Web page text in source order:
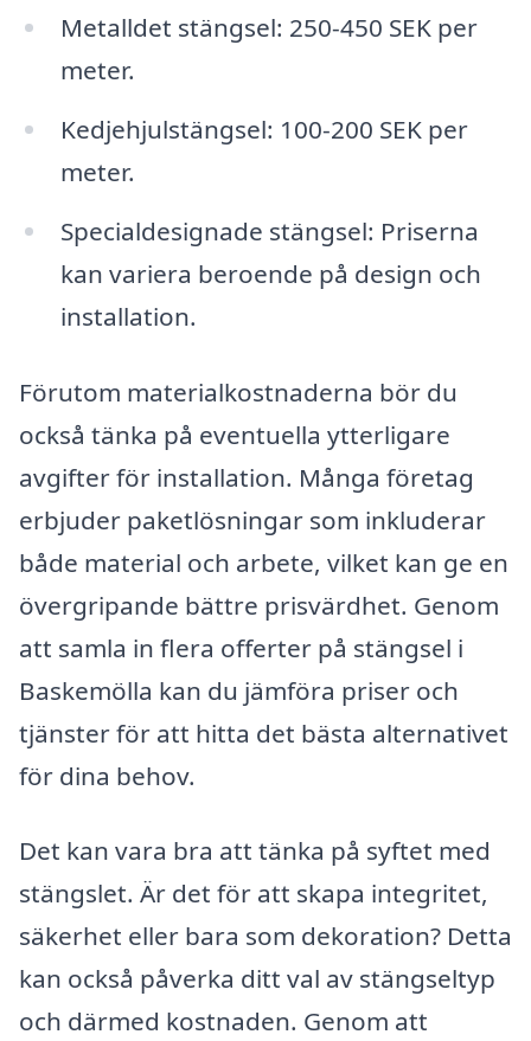
Metalldet stängsel: 250-450 SEK per
meter.
Kedjehjulstängsel: 100-200 SEK per
meter.
Specialdesignade stängsel: Priserna
kan variera beroende på design och
installation.
Förutom materialkostnaderna bör du
också tänka på eventuella ytterligare
avgifter för installation. Många företag
erbjuder paketlösningar som inkluderar
både material och arbete, vilket kan ge en
övergripande bättre prisvärdhet. Genom
att samla in flera offerter på stängsel i
Baskemölla kan du jämföra priser och
tjänster för att hitta det bästa alternativet
för dina behov.
Det kan vara bra att tänka på syftet med
stängslet. Är det för att skapa integritet,
säkerhet eller bara som dekoration? Detta
kan också påverka ditt val av stängseltyp
och därmed kostnaden. Genom att